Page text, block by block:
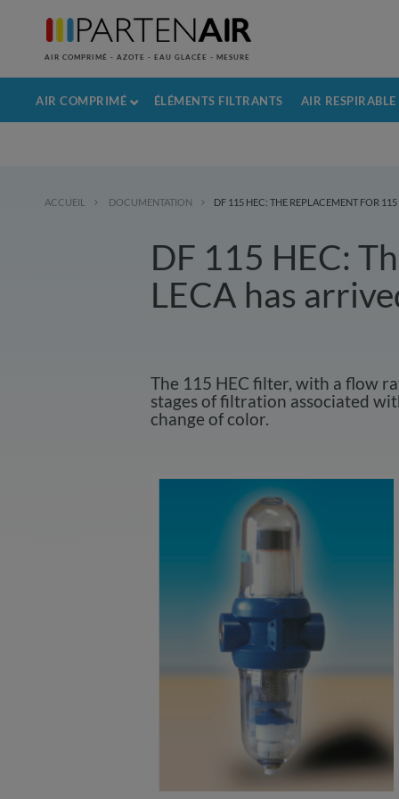
AIR COMPRIMÉ - AZOTE - EAU GLACÉE - MESURE
AIR COMPRIMÉ ÉLÉMENTS FILTRANTS AIR RESPIRABLE
ACCUEIL DOCUMENTATION DF 115 HEC: THE REPLACEMENT FOR 115
DF 115 HEC:
LECA has
The 115 HEC filter, with a flow
stages of filtration associated
change of color.